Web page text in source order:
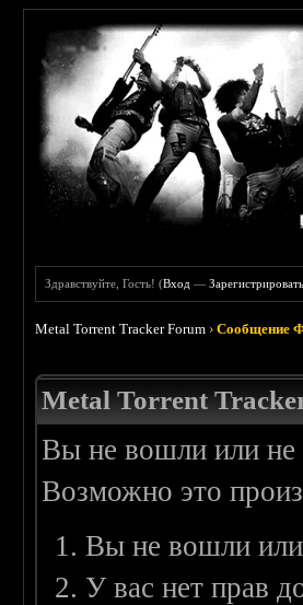
Здравствуйте, Гость! (Вход —
Metal Torrent Tracker Forum ›Сообщение
Metal Torrent
Вы не вошли или не
Возможно это
Вы не вошли или
У вас нет прав